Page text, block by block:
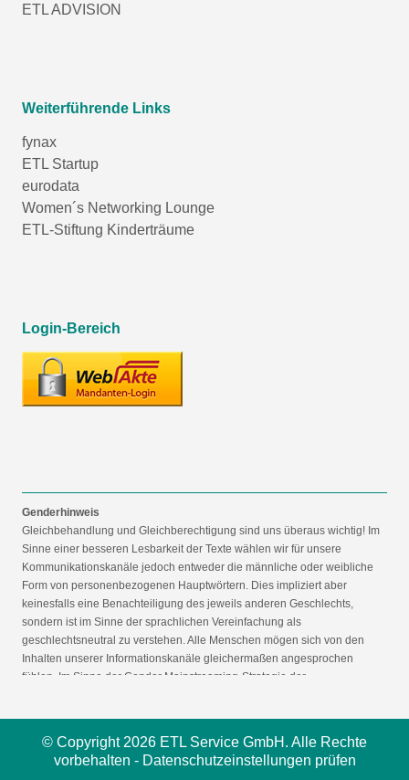
ETL ADVISION
Weiterführende Links
fynax
ETL Startup
eurodata
Women´s Networking Lounge
ETL-Stiftung Kinderträume
Login-Bereich
Genderhinweis
Gleichbehandlung und Gleichberechtigung sind uns überaus wichtig! Im
Sinne einer besseren Lesbarkeit der Texte wählen wir für unsere
Kommunikationskanäle jedoch entweder die männliche oder weibliche
Form von personenbezogenen Hauptwörtern. Dies impliziert aber
keinesfalls eine Benachteiligung des jeweils anderen Geschlechts,
sondern ist im Sinne der sprachlichen Vereinfachung als
geschlechtsneutral zu verstehen. Alle Menschen mögen sich von den
Inhalten unserer Informationskanäle gleichermaßen angesprochen
fühlen. Im Sinne der Gender Mainstreaming-Strategie der
© Copyright 2026 ETL Service GmbH. Alle Rechte
vorbehalten - Datenschutzeinstellungen prüfen